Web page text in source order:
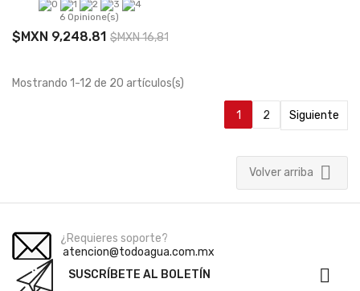
6 Opinione(s)
$MXN 9,248.81 $MXN 16,816.01
Mostrando 1-12 de 20 artículos(s)
1 2 Siguiente
Volver arriba 
¿Requieres soporte?
atencion@todoagua.com.mx
SUSCRÍBETE AL BOLETÍN
